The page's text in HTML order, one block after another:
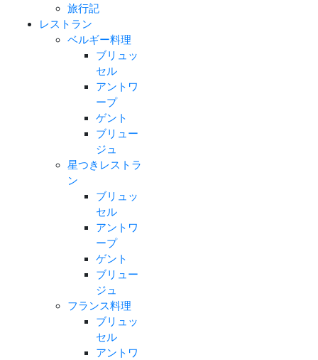
旅行記
レストラン
ベルギー料理
ブリュッ
セル
アントワ
ープ
ゲント
ブリュー
ジュ
星つきレストラ
ン
ブリュッ
セル
アントワ
ープ
ゲント
ブリュー
ジュ
フランス料理
ブリュッ
セル
アントワ